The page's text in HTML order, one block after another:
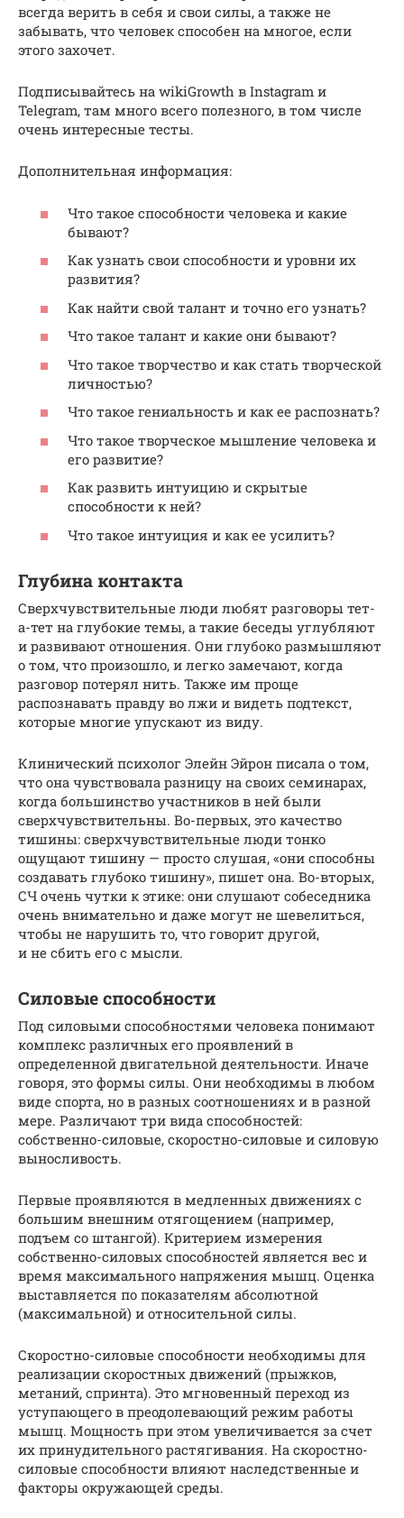
всегда верить в себя и свои силы, а также не
забывать, что человек способен на многое, если
этого захочет.
Подписывайтесь на wikiGrowth в Instagram и
Telegram, там много всего полезного, в том числе
очень интересные тесты.
Дополнительная информация:
Что такое способности человека и какие
бывают?
Как узнать свои способности и уровни их
развития?
Как найти свой талант и точно его узнать?
Что такое талант и какие они бывают?
Что такое творчество и как стать творческой
личностью?
Что такое гениальность и как ее распознать?
Что такое творческое мышление человека и
его развитие?
Как развить интуицию и скрытые
способности к ней?
Что такое интуиция и как ее усилить?
Глубина контакта
Сверхчувствительные люди любят разговоры тет-
а-тет на глубокие темы, а такие беседы углубляют
и развивают отношения. Они глубоко размышляют
о том, что произошло, и легко замечают, когда
разговор потерял нить. Также им проще
распознавать правду во лжи и видеть подтекст,
которые многие упускают из виду.
Клинический психолог Элейн Эйрон писала о том,
что она чувствовала разницу на своих семинарах,
когда большинство участников в ней были
сверхчувствительны. Во-первых, это качество
тишины: сверхчувствительные люди тонко
ощущают тишину — просто слушая, «они способны
создавать глубоко тишину», пишет она. Во-вторых,
СЧ очень чутки к этике: они слушают собеседника
очень внимательно и даже могут не шевелиться,
чтобы не нарушить то, что говорит другой,
и не сбить его с мысли.
Силовые способности
Под силовыми способностями человека понимают
комплекс различных его проявлений в
определенной двигательной деятельности. Иначе
говоря, это формы силы. Они необходимы в любом
виде спорта, но в разных соотношениях и в разной
мере. Различают три вида способностей:
собственно-силовые, скоростно-силовые и силовую
выносливость.
Первые проявляются в медленных движениях с
большим внешним отягощением (например,
подъем со штангой). Критерием измерения
собственно-силовых способностей является вес и
время максимального напряжения мышц. Оценка
выставляется по показателям абсолютной
(максимальной) и относительной силы.
Скоростно-силовые способности необходимы для
реализации скоростных движений (прыжков,
метаний, спринта). Это мгновенный переход из
уступающего в преодолевающий режим работы
мышц. Мощность при этом увеличивается за счет
их принудительного растягивания. На скоростно-
силовые способности влияют наследственные и
факторы окружающей среды.